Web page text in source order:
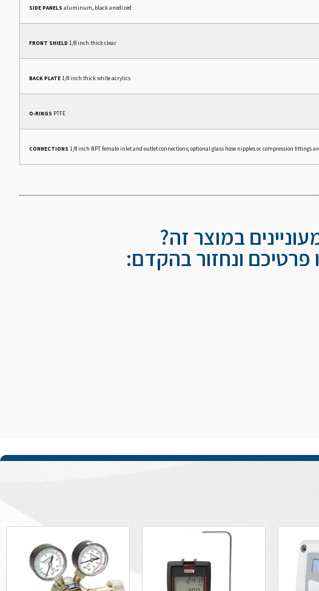
SIDE PANELS aluminum, black anodized
FRONT SHIELD 1/8 inch thick clear
BACK PLATE1/8 inch thick white acrylics
O-RINGS PTFE
CONNECTIONS 1/8 inch NPT female inlet and outlet connections; optional glass hose nipples or compression fittings
במוצר זה?
פרטיכם ונחזור בהקדם: